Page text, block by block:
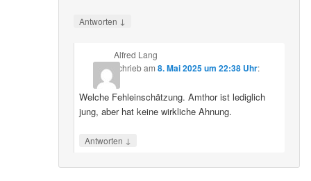
Antworten ↓
Alfred Lang
schriebam 8. Mai 2025 um 22:38 Uhr:
Welche Fehleinschätzung. Amthor ist lediglich
jung, aber hat keine wirkliche Ahnung.
Antworten ↓